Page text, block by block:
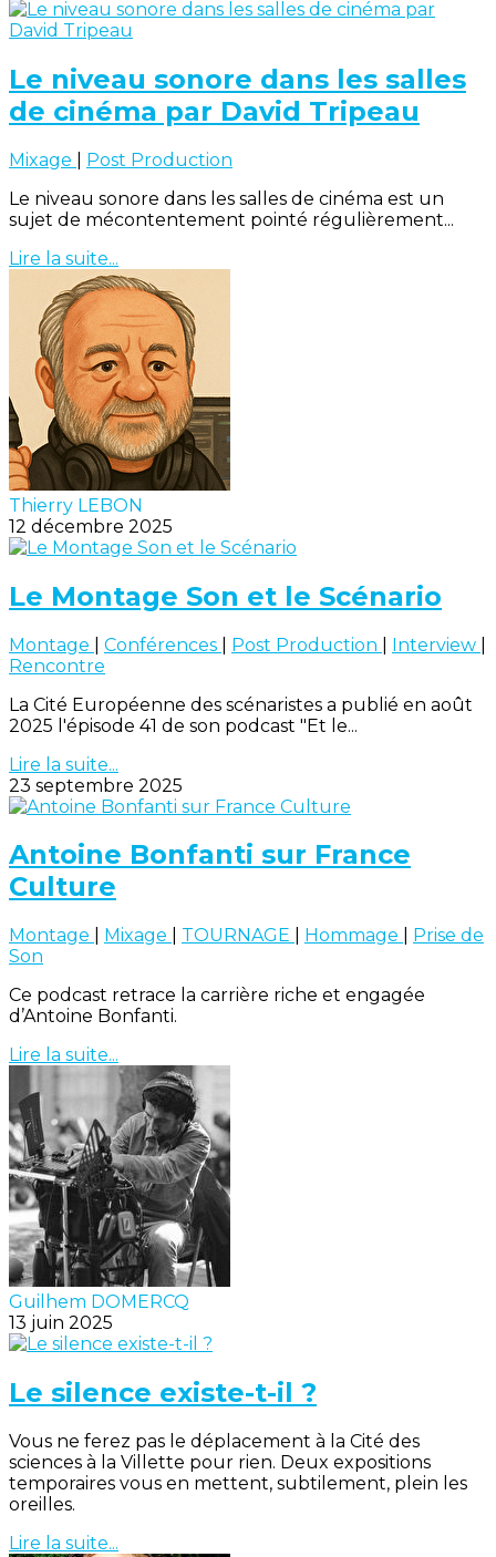
Le niveau sonore dans les salles
de cinéma par David Tripeau
Mixage
Post Production
Le niveau sonore dans les salles de cinéma est un
sujet de mécontentement pointé régulièrement...
Lire la suite...
Thierry LEBON
12 décembre 2025
Le Montage Son et le Scénario
Montage Conférences Post Production Interview
Rencontre
La Cité Européenne des scénaristes a publié en août
2025 l'épisode 41 de son podcast "Et le...
Lire la suite...
23 septembre 2025
Antoine Bonfanti sur France
Culture
Montage Mixage TOURNAGE Hommage
Prise de
Son
Ce podcast retrace la carrière riche et engagée
d’Antoine Bonfanti.
Lire la suite...
Guilhem DOMERCQ
13 juin 2025
Le silence existe-t-il ?
Vous ne ferez pas le déplacement à la Cité des
sciences à la Villette pour rien. Deux expositions
temporaires vous en mettent, subtilement, plein les
oreilles.
Lire la suite...